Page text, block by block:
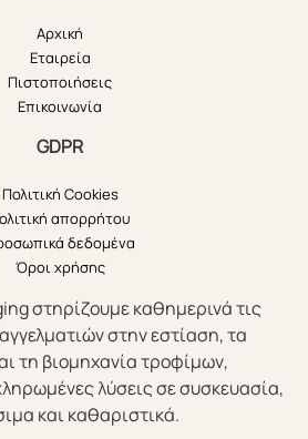
Αρχική
Εταιρεία
Πιστοποιήσεις
Επικοινωνία
GDPR
Πολιτική Cookies
απορρήτου
δεδομένα
Όροι χρήσης
στηρίζουμε καθημερινά τις
στην εστίαση, τα
τη βιομηχανία τροφίμων,
λύσεις σε συσκευασία,
και καθαριστικά.